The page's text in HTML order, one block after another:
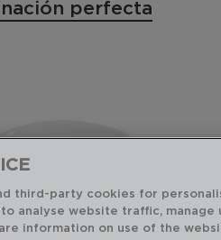
perfecta
third-party cookies for
analyse website traffic,
information on use of the